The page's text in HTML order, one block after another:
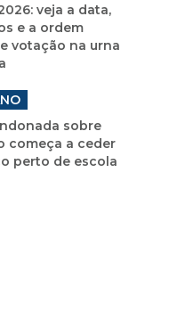
veja a data,
e a ordem
votação na urna
sobre
começa a ceder
perto de escola